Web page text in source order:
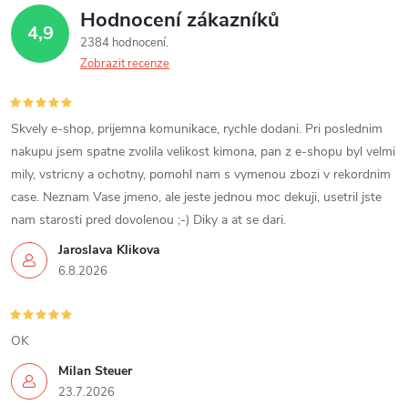
c
í
p
r
v
k
y
v
ý
p
i
4,9 Hodnocení zákazníků
2384 hodnocení
Zobrazit recenze
Jaroslava Klikova
6.8.2026
Skvely e-shop, prijemna komunikace, rychle dodani. Pri poslednim
nakupu jsem spatne zvolila velikost kimona, pan z e-shopu byl velmi
mily, vstricny a ochotny, pomohl nam s vymenou zbozi v rekordnim
case. Neznam Vase jmeno, ale jeste jednou moc dekuji, usetril jste
nam starosti pred dovolenou ;-) Diky a at se dari.
Milan Steuer
23.7.2026
OK